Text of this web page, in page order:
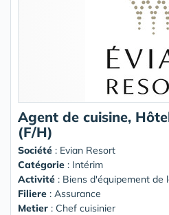
Agent de cuisine,
(F/H)
Société : Evian Resort
Catégorie : Intérim
Activité : Biens d'équipement de
Filiere : Assurance
Metier : Chef cuisinier